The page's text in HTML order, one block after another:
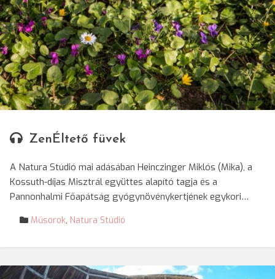
© Molnár Ferenc/SRR
ZenÉltető füvek
A Natura Stúdió mai adásában Heinczinger Miklós (Mika), a
Kossuth-díjas Misztrál együttes alapító tagja és a
Pannonhalmi Főapátság gyógynövénykertjének egykori…
Műsorok, Natura Stúdió